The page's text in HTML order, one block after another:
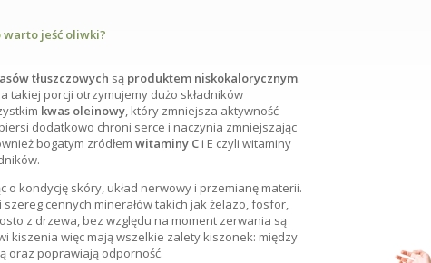
jeść oliwki?
tłuszczowych są produktem niskokalorycznym.
a takiej porcji otrzymujemy dużo składników
kwas oleinowy, który zmniejsza aktywność
dodatkowo chroni serce i naczynia zmniejszając
bogatym zródłemwitaminy C i E czyli witaminy
o kondycję skóry, układ nerwowy i przemianę materii.
cennych minerałów takich jak żelazo, fosfor,
z drzewa, bez względu na moment zerwania są
kiszenia więc mają wszelkie zalety kiszonek: między
oraz poprawiają odporność.